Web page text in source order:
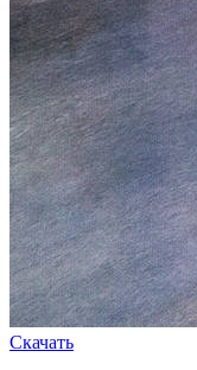
Скачать